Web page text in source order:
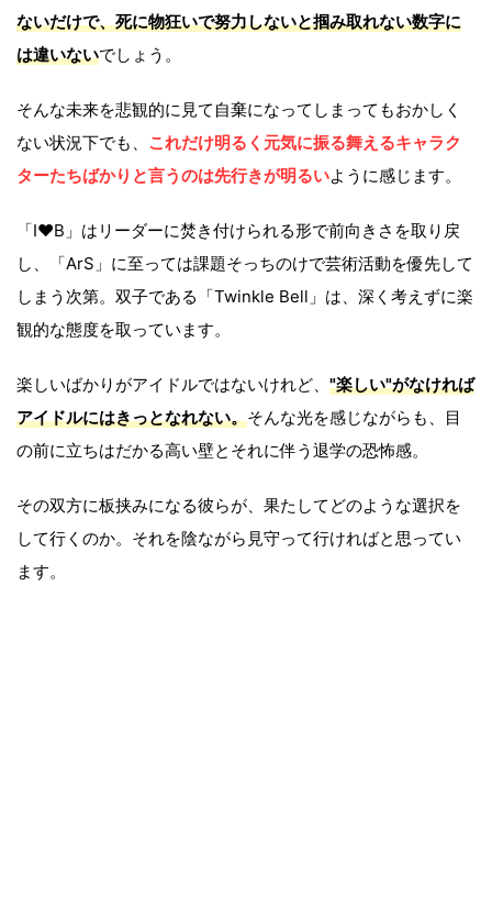
ないだけで、死に物狂いで努力しないと掴み取れない数字に
は違いないでしょう。
そんな未来を悲観的に見て自棄になってしまってもおかしく
ない状況下でも、 これだけ明るく元気に振る舞えるキャラク
ターたちばかりと言うのは先行きが明るいように感じます。
「I♥B」はリーダーに焚き付けられる形で前向きさを取り戻
し、「ArS」に至っては課題そっちのけで芸術活動を優先して
しまう次第。双子である「Twinkle Bell」は、深く考えずに楽
観的な態度を取っています。
楽しいばかりがアイドルではないけれど、 "楽しい"がなければ
アイドルにはきっとなれない。そんな光を感じながらも、目
の前に立ちはだかる高い壁とそれに伴う退学の恐怖感。
その双方に板挟みになる彼らが、果たしてどのような選択を
して行くのか。それを陰ながら見守って行ければと思ってい
ます。